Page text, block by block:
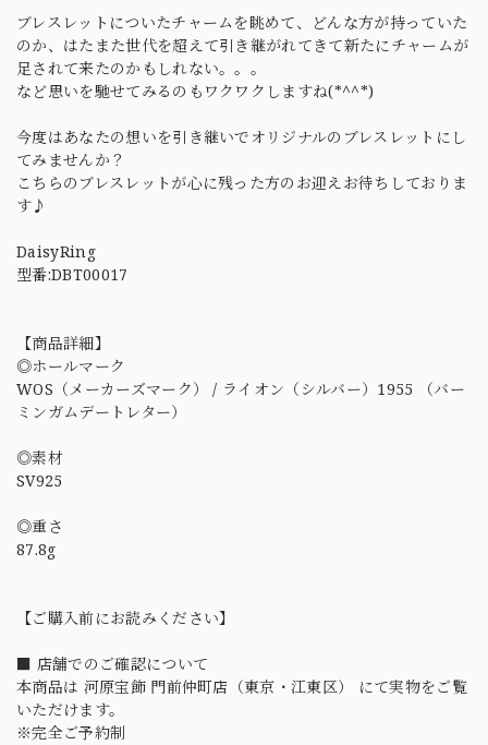
ブレスレットについたチャームを眺めて、どんな方が持っていた
のか、はたまた世代を超えて引き継がれてきて新たにチャームが
足されて来たのかもしれない。。。
など思いを馳せてみるのもワクワクしますね(*^^*)
今度はあなたの想いを引き継いでオリジナルのブレスレットにし
てみませんか？
こちらのブレスレットが心に残った方のお迎えお待ちしておりま
す♪
DaisyRing
型番:DBT00017
【商品詳細】
◎ホールマーク
WOS（メーカーズマーク） / ライオン（シルバー）1955 （バー
ミンガムデートレター）
◎素材
SV925
◎重さ
87.8g
【ご購入前にお読みください】
■ 店舗でのご確認について
本商品は 河原宝飾 門前仲町店（東京・江東区） にて実物をご覧
いただけます。
※完全ご予約制